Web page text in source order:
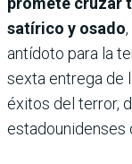
satírico y osado
antídoto para la
sexta entrega de
éxitos del terror,
estadounidenses